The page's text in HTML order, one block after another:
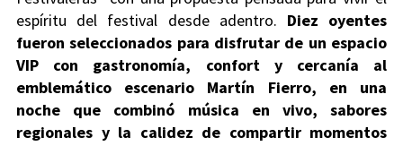
espíritu del festival desde adentro. Diez oyentes
fueron seleccionados para disfrutar de un espacio
VIP con gastronomía, confort y cercanía al
emblemático escenario Martín Fierro, en una
noche que combinó música en vivo, sabores
regionales y la calidez de compartir momentos